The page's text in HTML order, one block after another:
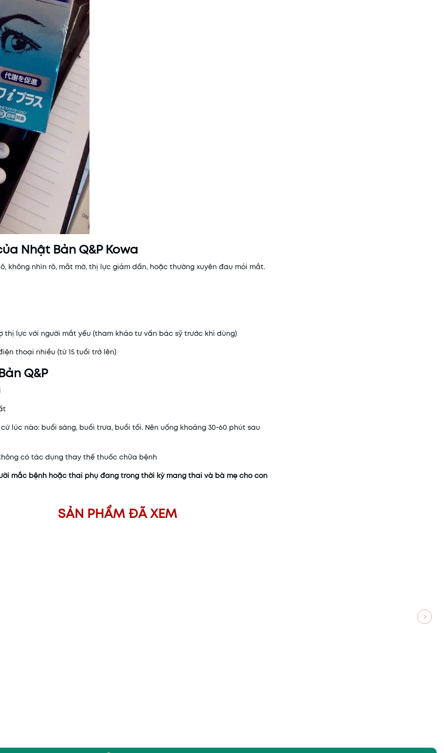
Nhật Bản Q&P Kowa
không nhìn rõ, mắt mờ, thị lực giảm dần, hoặc thường xuyên đau mỏi mắt.
lực với người mắt yếu (tham khảo tư vấn bác sỹ trước khi dùng)
thoại nhiều (từ 15 tuổi trở lên)
Q&P
lúc nào: buổi sáng, buổi trưa, buổi tối. Nên uống khoảng 30-60 phút sau
có tác dụng thay thế thuốc chữa bệnh
mắc bệnh hoặc thai phụ đang trong thời kỳ mang thai và bà mẹ cho con
SẢN PHẨM ĐÃ XEM